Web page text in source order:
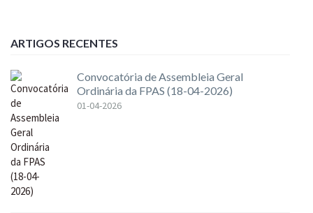
ARTIGOS RECENTES
Convocatória de Assembleia Geral
Ordinária da FPAS (18-04-2026)
01-04-2026